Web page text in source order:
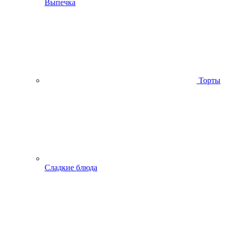
Выпечка
Торты
Сладкие блюда